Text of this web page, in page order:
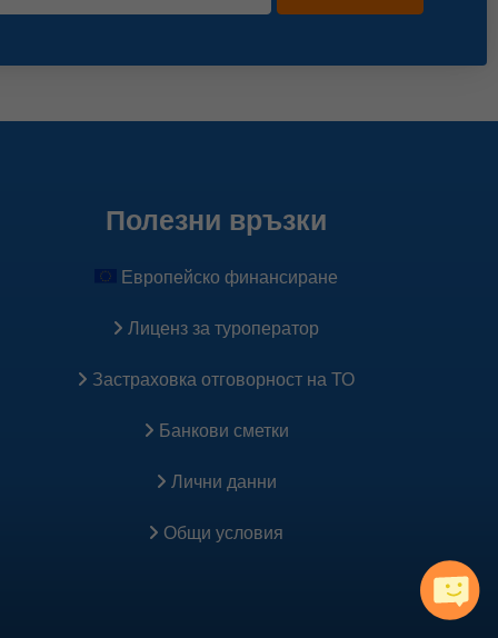
Полезни връзки
Европейско финансиране
Лиценз за туроператор
Застраховка oтговорност на ТО
Банкови сметки
Лични данни
Общи условия